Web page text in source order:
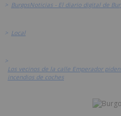
> BurgosNoticias - El diario digital de
> Local
>
Los vecinos de la calle Emperador
incendios de coches